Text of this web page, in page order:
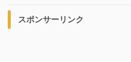
スポンサーリンク